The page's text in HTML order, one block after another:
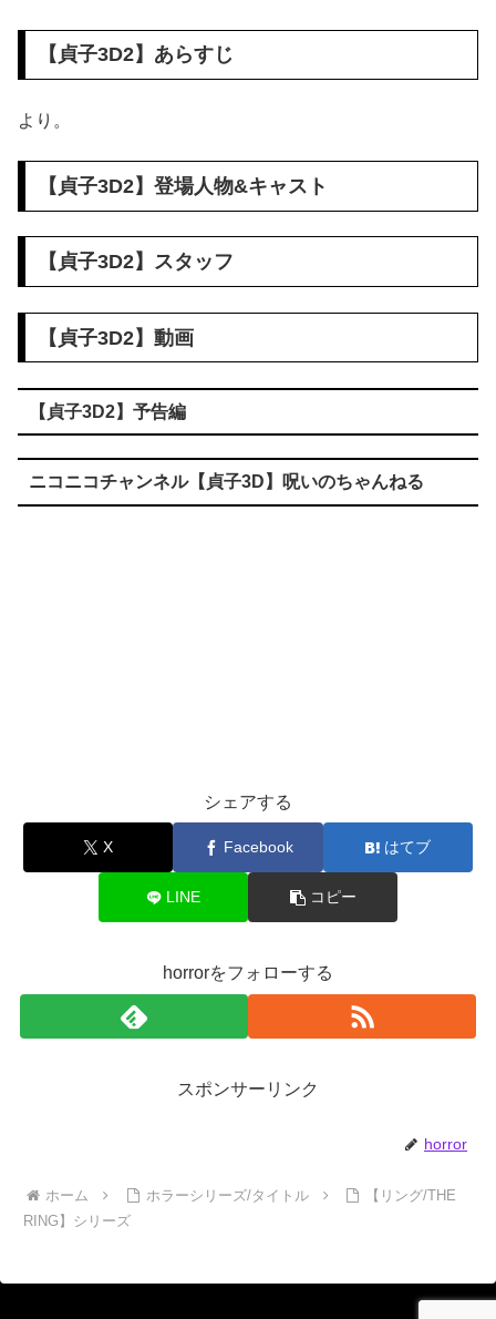
【 貞子3D2】あらすじ
より。
【 貞子3D2】登場人物&キャスト
【 貞子3D2】スタッフ
【貞子3D2】動画
【貞子3D2】予告編
ニコニコチャンネル【貞子3D】呪いのちゃんねる
シェアする
X Facebook はてブ
LINE コピー
horrorをフォローする
スポンサーリンク
horror
ホーム ホラーシリーズ/タイトル
【リング/THE
RING】シリーズ